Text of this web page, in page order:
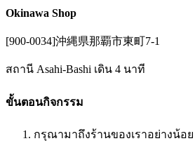
Okinawa Shop
[900-0034]沖縄県那覇市東町7-1
สถานี Asahi-Bashi เดิน 4 นาที
ขั้นตอนกิจกรรม
กรุณามาถึงร้านของเราอย่างน้อ